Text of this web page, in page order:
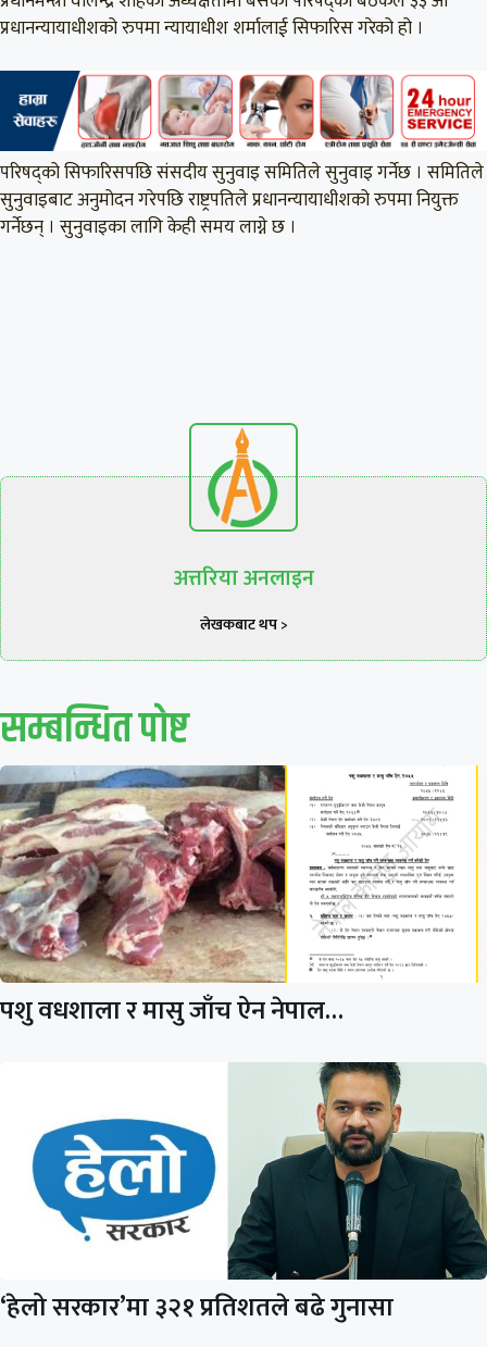
प्रधानन्यायाधीशको रुपमा न्यायाधीश शर्मालाई सिफारिस गरेको हो ।
परिषद्को सिफारिसपछि संसदीय सुनुवाइ समितिले सुनुवाइ गर्नेछ । समितिले
सुनुवाइबाट अनुमोदन गरेपछि राष्ट्रपतिले प्रधानन्यायाधीशको रुपमा नियुक्त
गर्नेछन् । सुनुवाइका लागि केही समय लाग्ने छ ।
अत्तरिया अनलाइन
लेखकबाट थप >
सम्बन्धित पाेष्ट
पशु वधशाला र मासु जाँच ऐन नेपाल…
‘हेलो सरकार’मा ३२१ प्रतिशतले बढे गुनासा